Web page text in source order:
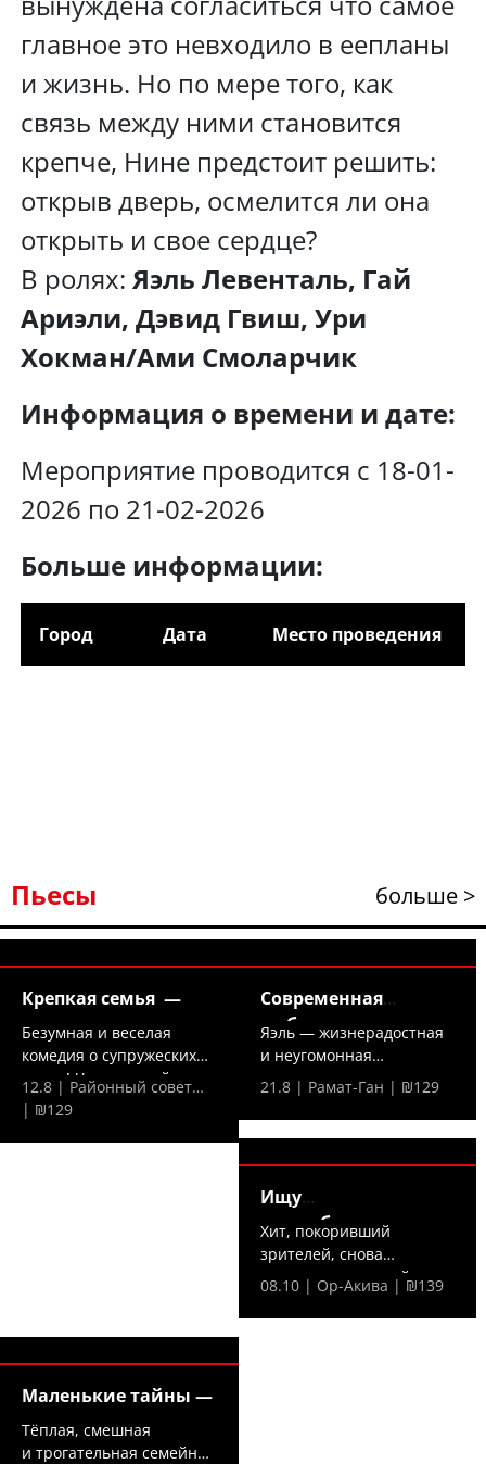
главное это невходило в еепланы
и жизнь. Но по мере того, как
связь между ними становится
крепче, Нине предстоит решить:
открыв дверь, осмелится ли она
открыть и свое сердце?
В ролях: Яэль Левенталь, Гай
Ариэли, Дэвид Гвиш, Ури
Хокман/Ами Смоларчик
Информация о времени и дате:
Мероприятие проводится с 18-01-
2026 по 21-02-2026
Больше информации:
Город Дата Место проведения
Пьесы больше >
Крепкая семья —
Безумная и веселая
комедия о супружеских
парах! Что произойдет,...
12.8 | Районный совет…
| ₪129
Современная
любовь —
Яэль — жизнерадостная
и неугомонная
холостячка — решает,
что...
21.8 | Рамат-Ган | ₪129
Ищу
домработницу —
Хит, покоривший
зрителей, снова
на сцене — в новой,...
08.10 | Ор-Акива | ₪139
Маленькие тайны —
Тёплая, смешная
и трогательная семейная